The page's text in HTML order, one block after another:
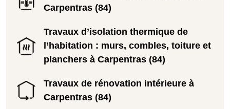
Carpentras (84)
Travaux d’isolation thermique de
l’habitation : murs, combles, toiture et
planchers à Carpentras (84)
Travaux de rénovation intérieure à
Carpentras (84)